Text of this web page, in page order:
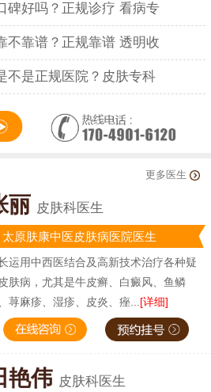
碑好吗？正规诊疗 看病专
不靠谱？正规靠谱 透明收
不是正规医院？皮肤专科
更多医生
丽 皮肤科医生
太原肤康中医皮肤病医院医生
运用中西医结合及高新技术治疗各种疑
肤病，尤其是牛皮癣、白癜风、鱼鳞
荨麻疹、湿疹、皮炎、痤... [详细]
艳伟 皮肤科医生